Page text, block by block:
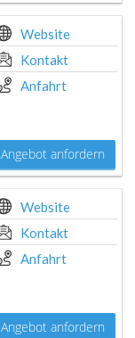
Website
Kontakt
Anfahrt
Angebot anfordern
Website
Kontakt
Anfahrt
Angebot anfordern